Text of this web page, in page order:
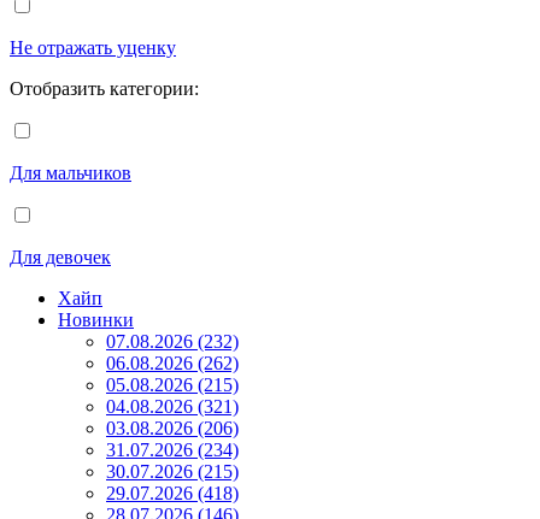
Не отражать уценку
Отобразить категории:
Для мальчиков
Для девочек
Хайп
Новинки
07.08.2026 (232)
06.08.2026 (262)
05.08.2026 (215)
04.08.2026 (321)
03.08.2026 (206)
31.07.2026 (234)
30.07.2026 (215)
29.07.2026 (418)
28.07.2026 (146)